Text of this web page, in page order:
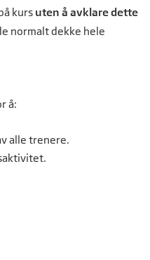
kurs uten å avklare dette
normalt dekke hele
å:
alle trenere.